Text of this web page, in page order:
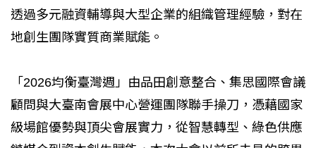
透過多元融資輔導與大型企業的組織管理經驗，對在
地創生團隊實質商業賦能。
「2026均衡臺灣週」由品田創意整合、集思國際會議
顧問與大臺南會展中心營運團隊聯手操刀，憑藉國家
級場館優勢與頂尖會展實力，從智慧轉型、綠色供應